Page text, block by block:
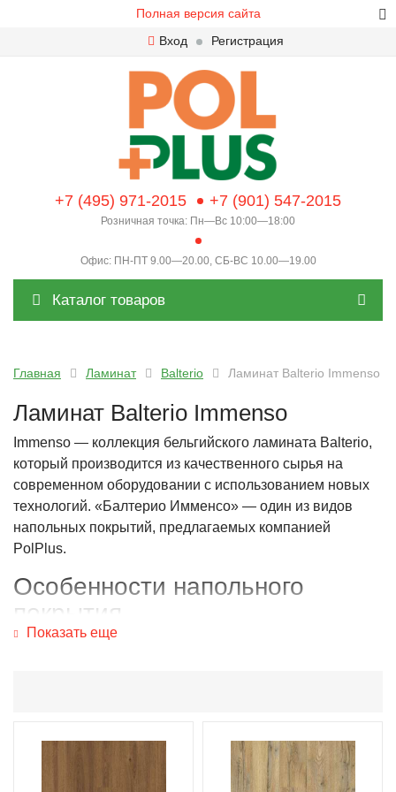
Полная версия сайта
Вход
Регистрация
+7 (495) 971-2015 +7 (901) 547-2015
Розничная точка: Пн—Вс 10:00—18:00
Офис: ПН-ПТ 9.00—20.00, СБ-ВС 10.00—19.00
Каталог товаров
Главная Ламинат Balterio Ламинат Balterio Immenso
Ламинат Balterio Immenso
Immenso — коллекция бельгийского ламината Balterio,
который производится из качественного сырья на
современном оборудовании с использованием новых
технологий. «Балтерио Имменсо» — один из видов
напольных покрытий, предлагаемых компанией
PolPlus.
Особенности напольного
покрытия
В нашем каталоге ламинат Balterio Immenso
полностью изменить внешний вид помещения:
интерьер становится более спокойным,
Показать еще